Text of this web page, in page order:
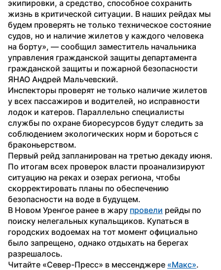
экипировки, а средство, способное сохранить
жизнь в критической ситуации. В наших рейдах мы
будем проверять не только техническое состояние
судов, но и наличие жилетов у каждого человека
на борту», — сообщил заместитель начальника
управления гражданской защиты департамента
гражданской защиты и пожарной безопасности
ЯНАО Андрей Мальчевский.
Инспекторы проверят не только наличие жилетов
у всех пассажиров и водителей, но исправности
лодок и катеров. Параллельно специалисты
службы по охране биоресурсов будут следить за
соблюдением экологических норм и бороться с
браконьерством.
Первый рейд запланирован на третью декаду июня.
По итогам всех проверок власти проанализируют
ситуацию на реках и озерах региона, чтобы
скорректировать планы по обеспечению
безопасности на воде в будущем.
В Новом Уренгое ранее в жару провели рейды по
поиску нелегальных купальщиков. Купаться в
городских водоемах на тот момент официально
было запрещено, однако отдыхать на берегах
разрешалось.
Читайте «Север-Пресс» в мессенджере «Макс».